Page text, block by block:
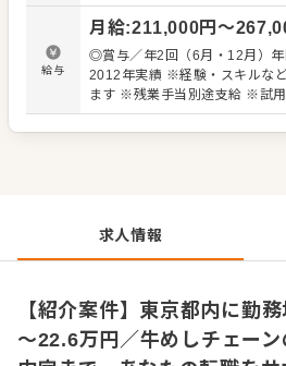
・スタッフの育成やマネジメン
後はスキルに合わせた業務から
仕事の幅を広げていきましょう
しますので、経験に関わらず安
です。 ゆくゆくはさらにステッ
給与
月給:211,000円〜
◎賞与／年2回（6月・12月）
2012年実績 ※経験・スキルなどを考慮のうえ、決定いたし
ます ※残業手当別途支給 ※試
給与など変動はありません 【年収イメージ】 ◆店舗主任
（入社1年目）／年収405万円
円～589万円（賞与 年2回、役職手当
（手当は別途）
求人情報
【紹介案件】東京都内に勤
～22.6万円／牛めしチェー